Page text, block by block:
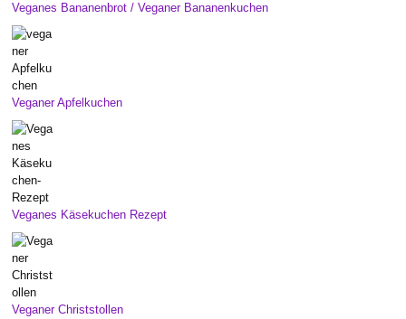
Veganes Bananenbrot / Veganer Bananenkuchen
Veganer Apfelkuchen
Veganes Käsekuchen Rezept
Veganer Christstollen